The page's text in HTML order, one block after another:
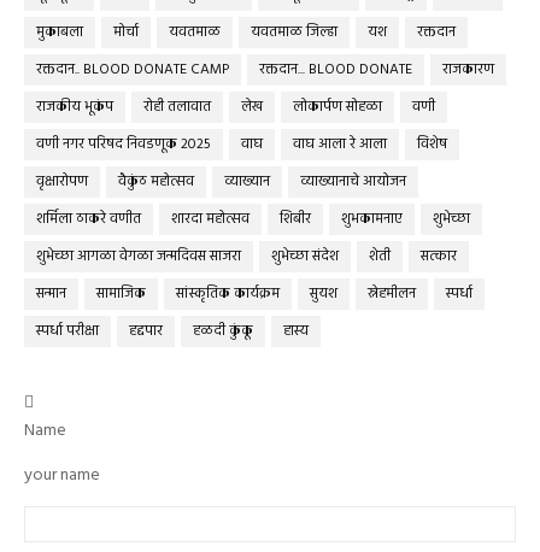
मुकाबला
मोर्चा यवतमाळ यवतमाळ जिल्हा यश
रक्तदान
रक्तदान.. BLOOD DONATE CAMP
रक्तदान... BLOOD DONATE
राजकारण
राजकीय भूकंप
रोही तलावात लेख लोकार्पण सोहळा
वणी
वणी नगर परिषद निवडणूक 2025
वाघ वाघ आला रे आला
विशेष
वृक्षारोपण
वैकुंठ महोत्सव व्याख्यान
व्याख्यानाचे आयोजन
शर्मिला ठाकरे वणीत
शारदा महोत्सव शिबीर शुभकामनाए
शुभेच्छा
शुभेच्छा आगळा वेगळा जन्मदिवस साजरा
शुभेच्छा संदेश शेती
सत्कार
सन्मान
सामाजिक सांस्कृतिक कार्यक्रम सुयश स्नेहमीलन
स्पर्धा
स्पर्धा परीक्षा
हद्दपार हळदी कुंकू हास्य

Name
your name